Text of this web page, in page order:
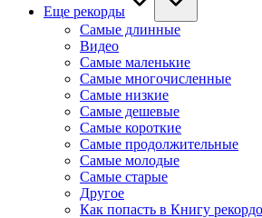
Еще рекорды
Самые длинные
Видео
Самые маленькие
Самые многочисленные
Самые низкие
Самые дешевые
Самые короткие
Самые продолжительные
Самые молодые
Самые старые
Другое
Как попасть в Книгу